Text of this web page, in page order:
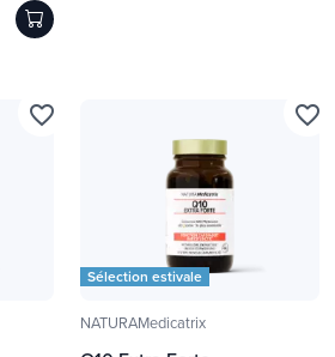
favorite_border
Sélection estivale
NATURAMedicatrix
favorite_border